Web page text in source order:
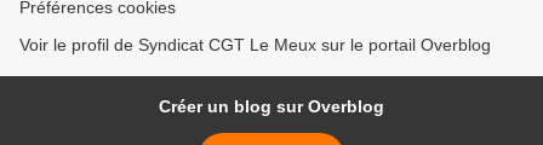
Préférences cookies
Voir le profil de Syndicat CGT Le Meux sur le portail Overblog
Créer un blog sur Overblog